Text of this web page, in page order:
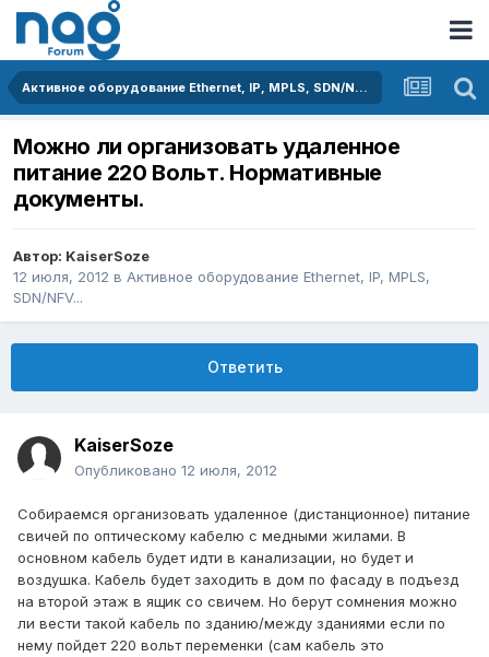
Активное оборудование Ethernet, IP, MPLS, SDN/NFV...
Можно ли организовать удаленное
питание 220 Вольт. Нормативные
документы.
Автор: KaiserSoze
12 июля, 2012 в Активное оборудование Ethernet, IP, MPLS,
SDN/NFV...
Ответить
KaiserSoze
Опубликовано 12 июля, 2012
Собираемся организовать удаленное (дистанционное) питание
свичей по оптическому кабелю с медными жилами. В
основном кабель будет идти в канализации, но будет и
воздушка. Кабель будет заходить в дом по фасаду в подъезд
на второй этаж в ящик со свичем. Но берут сомнения можно
ли вести такой кабель по зданию/между зданиями если по
нему пойдет 220 вольт переменки (сам кабель это